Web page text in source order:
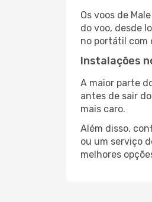
Os voos de
do voo, desde
no portátil com
Instalações
A maior parte
antes de sair
mais caro.
Além disso,
ou um serviço
melhores